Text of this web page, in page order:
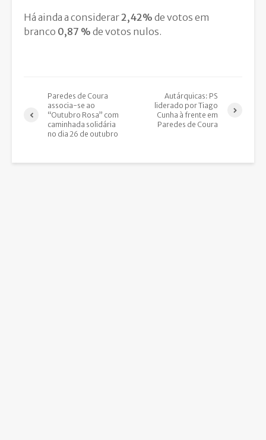
Há ainda a considerar2,42% de votos em
branco 0,87 % de votos nulos.
Paredes de Coura
associa-se ao
“Outubro Rosa” com
caminhada solidária
no dia 26 de outubro
Autárquicas: PS
liderado por Tiago
Cunha à frente em
Paredes de Coura